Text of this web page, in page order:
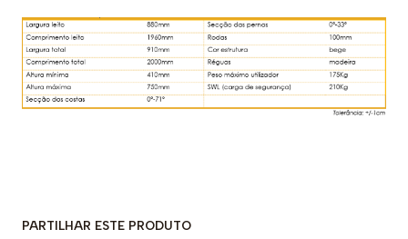
PARTILHAR ESTE PRODUTO